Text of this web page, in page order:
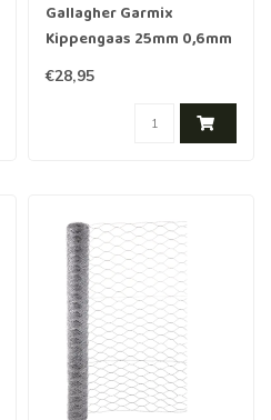
Gallagher Garmix
Kippengaas 25mm 0,6mm
120cm x 25 m
€28,95